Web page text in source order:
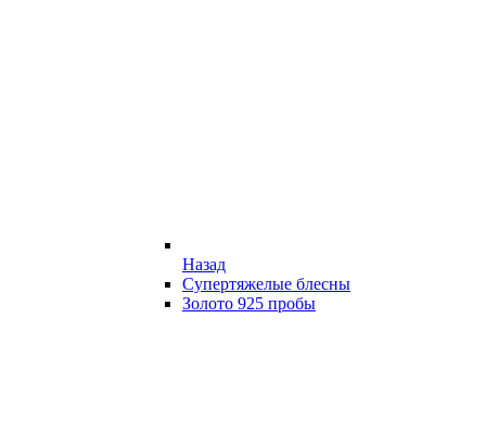
Назад
Супертяжелые блесны
Золото 925 пробы